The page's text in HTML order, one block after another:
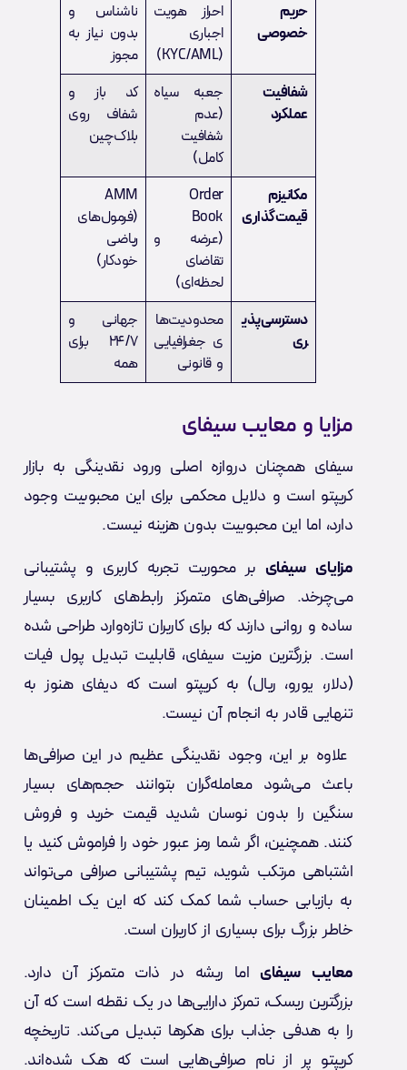
حریم
خصوصی
احراز هویت
اجباری
(KYC/AML)
ناشناس و
بدون نیاز به
مجوز
شفافیت
عملکرد
جعبه سیاه
(عدم
شفافیت
کامل)
کد باز و
شفاف روی
بلاک‌چین
مکانیزم
قیمت‌گذاری
Order
Book
(عرضه و
تقاضای
لحظه‌ای)
AMM
(فرمول‌های
ریاضی
خودکار)
دسترسی‌پذی
ری
محدودیت‌ها
ی جغرافیایی
و قانونی
جهانی و
24/7 برای
همه
مزایا و معایب سیفای
سیفای همچنان دروازه اصلی ورود نقدینگی به بازار
کریپتو است و دلایل محکمی برای این محبوبیت وجود
دارد، اما این محبوبیت بدون هزینه نیست.
مزایای سیفای بر محوریت تجربه کاربری و پشتیبانی
می‌چرخد. صرافی‌های متمرکز رابط‌های کاربری بسیار
ساده و روانی دارند که برای کاربران تازه‌وارد طراحی شده
است. بزرگترین مزیت سیفای، قابلیت تبدیل پول فیات
(دلار، یورو، ریال) به کریپتو است که دیفای هنوز به
تنهایی قادر به انجام آن نیست.
علاوه بر این، وجود نقدینگی عظیم در این صرافی‌ها
باعث می‌شود معامله‌گران بتوانند حجم‌های بسیار
سنگین را بدون نوسان شدید قیمت خرید و فروش
کنند. همچنین، اگر شما رمز عبور خود را فراموش کنید یا
اشتباهی مرتکب شوید، تیم پشتیبانی صرافی می‌تواند
به بازیابی حساب شما کمک کند که این یک اطمینان
خاطر بزرگ برای بسیاری از کاربران است.
معایب سیفای اما ریشه در ذات متمرکز آن دارد.
بزرگترین ریسک، تمرکز دارایی‌ها در یک نقطه است که آن
را به هدفی جذاب برای هکرها تبدیل می‌کند. تاریخچه
کریپتو پر از نام صرافی‌هایی است که هک شده‌اند.